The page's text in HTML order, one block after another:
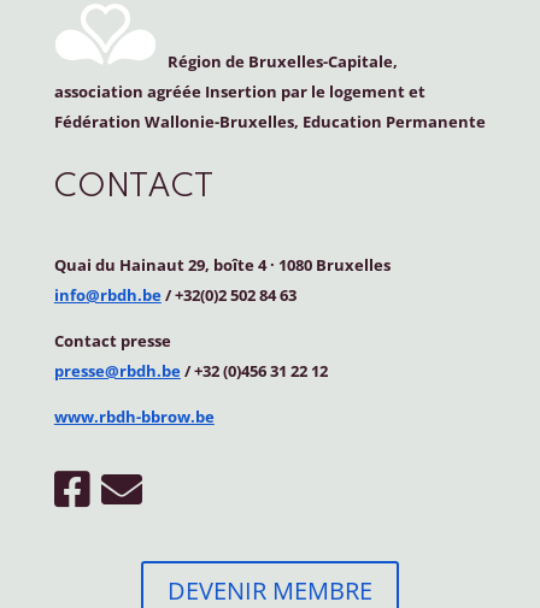
Région de Bruxelles-Capitale,
association agréée Insertion par le logement et
Fédération Wallonie-Bruxelles, Education Permanente
CONTACT
Quai du Hainaut 29, boîte 4· 1080 Bruxelles
info@rbdh.be/ +32(0)2 502 84 63
Contact presse
presse@rbdh.be/ +32 (0)456 31 22 12
www.rbdh-bbrow.be
DEVENIR MEMBRE